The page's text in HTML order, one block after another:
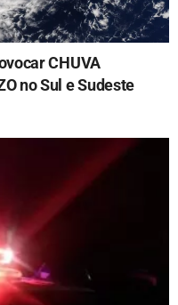
CHUVA
no Sul e Sudeste